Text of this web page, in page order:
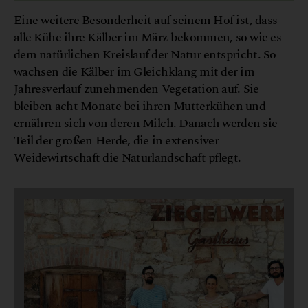
Eine weitere Besonderheit auf seinem Hof ist, dass
alle Kühe ihre Kälber im März bekommen, so wie es
dem natürlichen Kreislauf der Natur entspricht. So
wachsen die Kälber im Gleichklang mit der im
Jahresverlauf zunehmenden Vegetation auf. Sie
bleiben acht Monate bei ihren Mutterkühen und
ernähren sich von deren Milch. Danach werden sie
Teil der großen Herde, die in extensiver
Weidewirtschaft die Naturlandschaft pflegt.